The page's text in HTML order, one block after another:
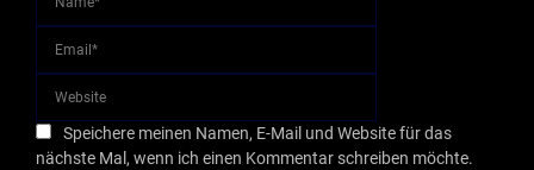
Speichere meinen Namen, E-Mail und Website für das
nächste Mal, wenn ich einen Kommentar schreiben möchte.